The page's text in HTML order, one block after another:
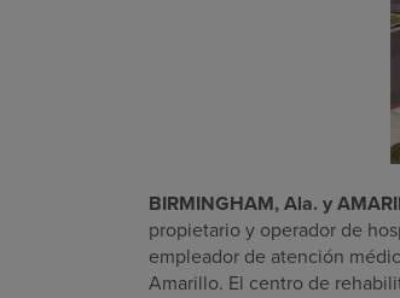
BIRMINGHAM, Ala. y
propietario y operador de
empleador de atención
Amarillo. El centro de